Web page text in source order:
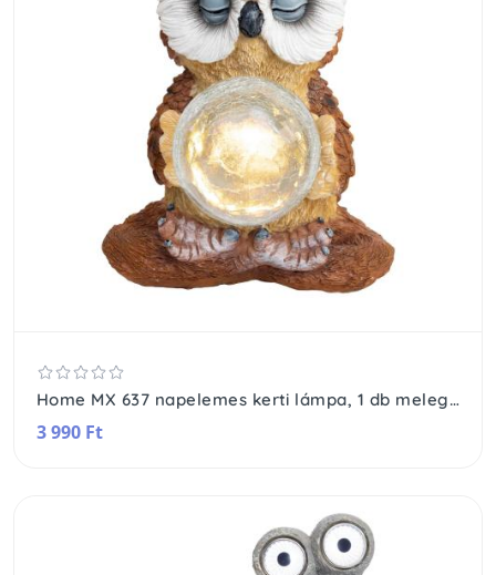
Home MX 637 napelemes kerti lámpa, 1 db melegfehér LED, automatikus, napelem, bagoly
3 990 Ft